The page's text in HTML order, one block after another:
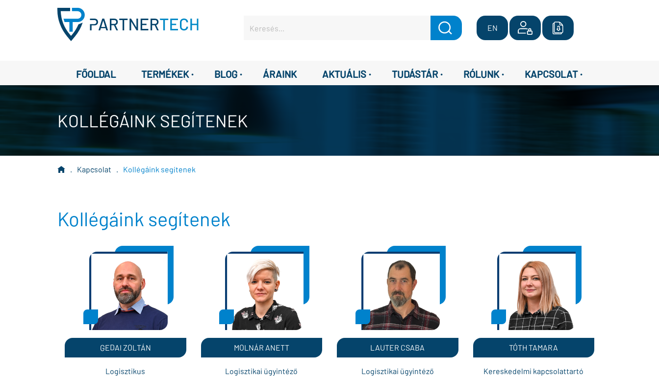
EN
FŐOLDAL TERMÉKEK · BLOG · ÁRAINK AKTUÁLIS · TUDÁSTÁR · RÓLUNK · KAPCSOLAT ·
KOLLÉGÁINK SEGÍTENEK
. Kapcsolat . Kollégáink segítenek
Kollégáink segítenek
GEDAI ZOLTÁN
Logisztikus
MOLNÁR ANETT
Logisztikai ügyintéző
LAUTER CSABA
Logisztikai ügyintéző
TÓTH TAMARA
Kereskedelmi kapcsolattartó